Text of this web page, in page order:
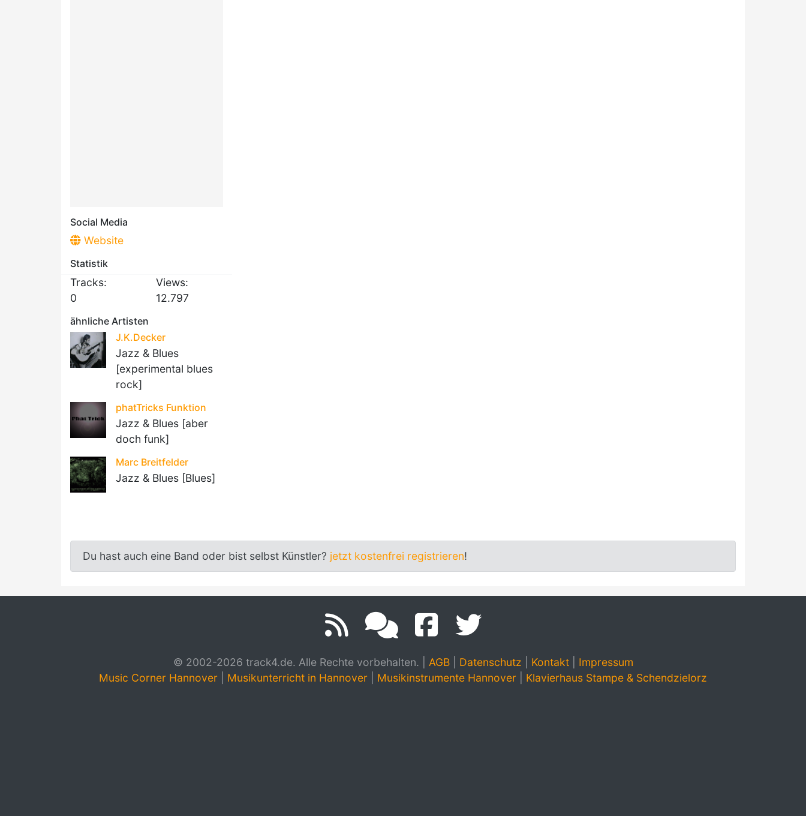
Social Media
Website
Statistik
Tracks:
0
Views:
12.797
ähnliche Artisten
J.K.Decker
Jazz & Blues
[experimental blues
rock]
phatTricks Funktion
Jazz & Blues [aber
doch funk]
Marc Breitfelder
Jazz & Blues [Blues]
Du hast auch eine Band oder bist selbst Künstler? jetzt kostenfrei registrieren!
© 2002-2026 track4.de. Alle Rechte vorbehalten. AGB| Datenschutz Kontakt| Impressum
Music Corner Hannover
Musikunterricht in Hannover Musikinstrumente Hannover Klavierhaus Stampe & Schendzielorz